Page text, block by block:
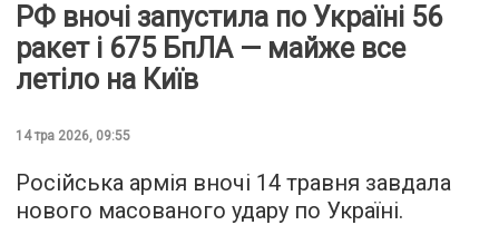
РФ вночі запустила по Україні 56
ракет і 675 БпЛА — майже все
летіло на Київ
14 тра 2026, 09:55
Російська армія вночі 14 травня завдала
нового масованого удару по Україні.